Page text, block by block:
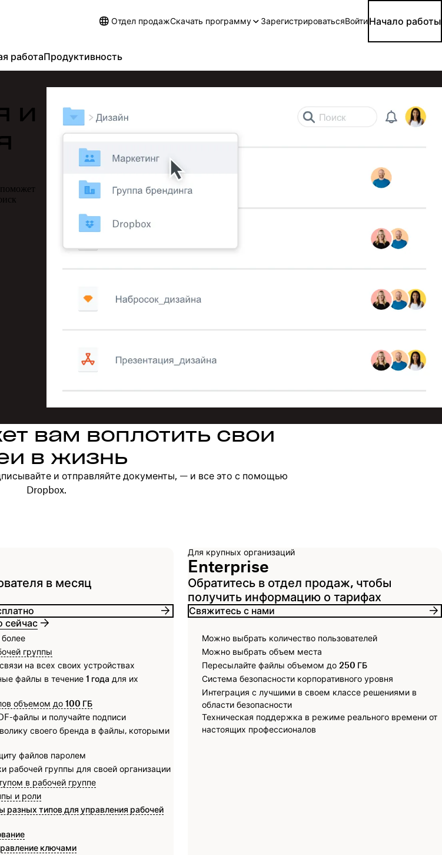
Отдел продажСкачать программу ЗарегистрироватьсяВойтиНачало работы
работаПродуктивность
и
вам воплотить свои
в жизнь
и отправляйте документы, — и все это с помощью
Dropbox.
в месяц
сейчас
группы
на всех своих устройствах
файлы в течение 1 года для их
объемом до 100 ГБ
файлы и получайте подписи
своего бренда в файлы, которыми
файлов паролем
рабочей группы для своей организации
в рабочей группе
и роли
разных типов для управления рабочей
ключами
Для крупных организаций
Enterprise
Обратитесь в отдел продаж, чтобы
получить информацию о тарифах
Свяжитесь с нами
Можно выбрать количество пользователей
Можно выбрать объем места
Пересылайте файлы объемом до 250 ГБ
Система безопасности корпоративного уровня
Интеграция с лучшими в своем классе решениями в
области безопасности
Техническая поддержка в режиме реального времени от
настоящих профессионалов